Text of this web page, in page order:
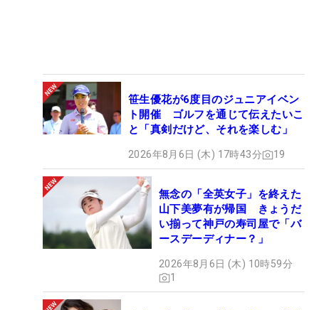
笹生優花が6度目のジュニアイベン
ト開催 ゴルフを通じて伝えたいこ
と「真剣だけど、それを楽しむ」
2026年8月6日 (木) 17時43分 19
無念の「全英女子」を終えた
山下美夢有が帰国 きょうだ
い揃って神戸の寿司屋で「バ
ースデーディナー？」
2026年8月6日 (木) 10時59分
1